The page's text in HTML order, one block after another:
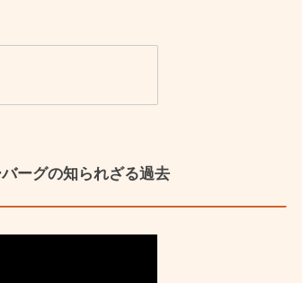
ーグの知られざる過去